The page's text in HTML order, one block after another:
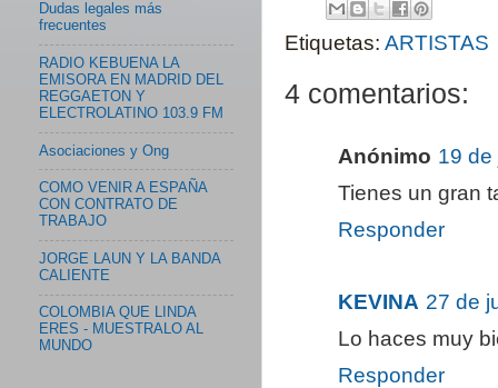
Etiquetas: ARTISTAS
4 comentarios:
Anónimo 19 de
Tienes un gran
Responder
KEVINA 27 de
Lo haces muy
Responder
Dudas legales más
frecuentes
RADIO KEBUENA LA
EMISORA EN MADRID DEL
REGGAETON Y
ELECTROLATINO 103.9 FM
Asociaciones y Ong
COMO VENIR A ESPAÑA
CON CONTRATO DE
TRABAJO
JORGE LAUN Y LA BANDA
CALIENTE
COLOMBIA QUE LINDA
ERES - MUESTRALO AL
MUNDO